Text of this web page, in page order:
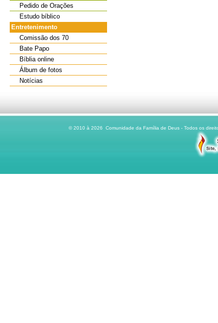
Pedido de Orações
Estudo bíblico
Entretenimento
Comissão dos 70
Bate Papo
Bíblia online
Álbum de fotos
Notícias
© 2010 à 2026 Comunidade da Família de Deus - Todos os